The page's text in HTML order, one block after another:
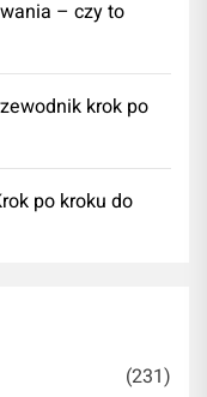
– czy to
krok po
po kroku do
(231)